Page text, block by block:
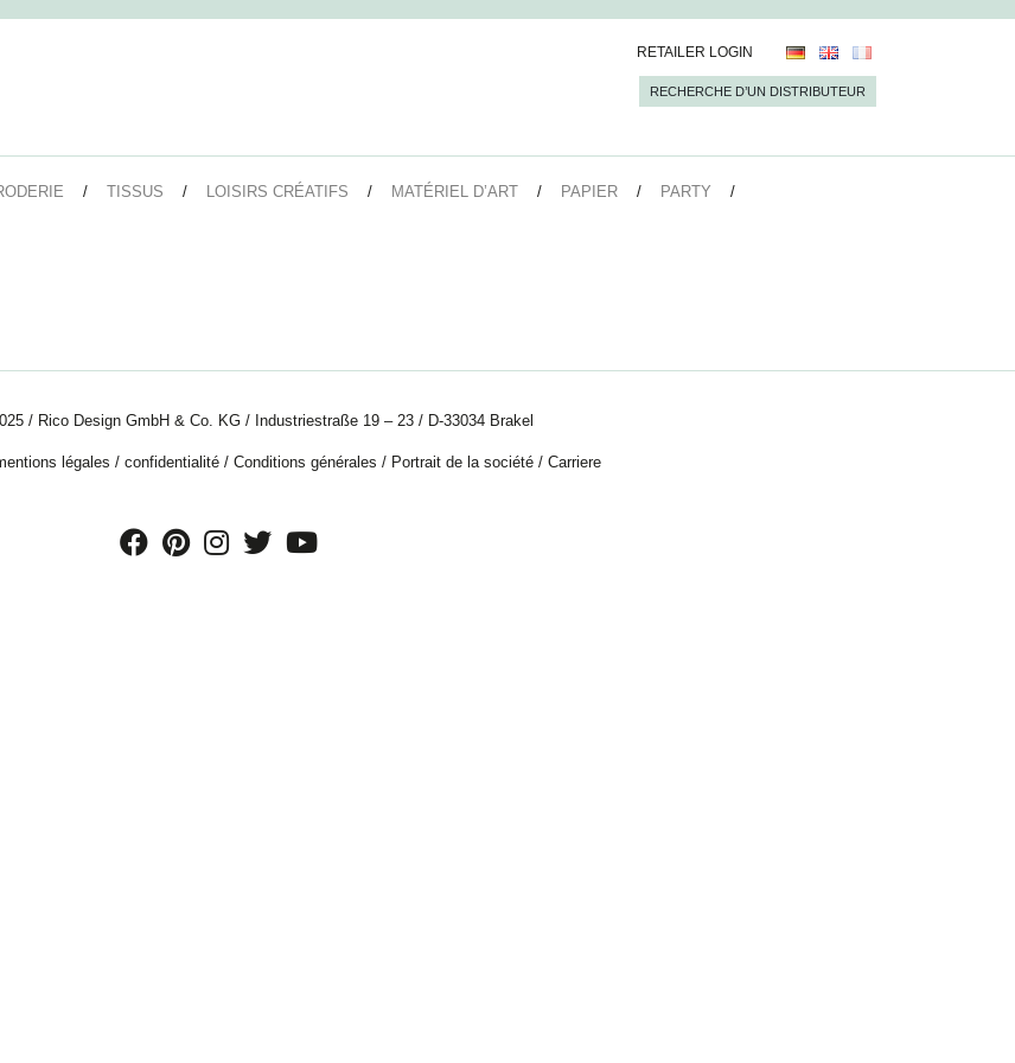
RETAILER LOGIN
RECHERCHE D’UN DISTRIBUTEUR
TISSUS LOISIRS CRÉATIFS MATÉRIEL D’ART PAPIER PARTY
/ Rico Design GmbH & Co. KG / Industriestraße 19 – 23 / D-33034 Brakel
légales / confidentialité/ Conditions générales / Portrait de la société/ Carriere